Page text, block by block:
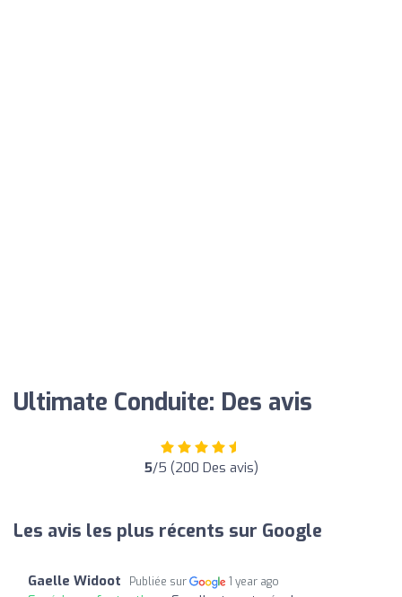
Ultimate Conduite: Des avis
5/5 (200 Des avis)
Les avis les plus récents sur Google
Gaelle Widoot Publiée sur 1 year ago